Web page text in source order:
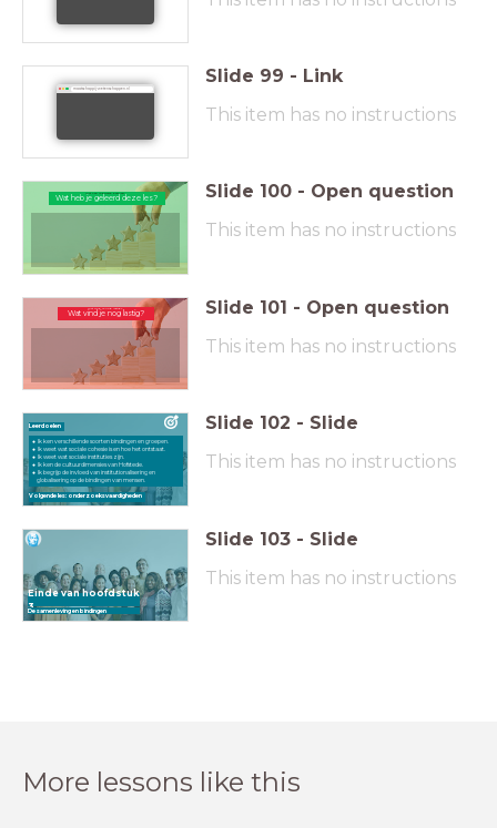
maatschappij-wetenschappen.nl
Slide 99 - Link
This item has no instructions
Wat heb je geleerd deze les?
Wat heb je geleerd deze les? Slide 100 - Open question
This item has no instructions
Wat vind je nog lastig?
Wat vind je nog lastig? Slide 101 - Open question
This item has no instructions
Volgende les: onderzoeksvaardigheden
Leerdoelen
Ik ken verschillende soorten bindingen en groepen.
Ik weet wat sociale cohesie is en hoe het ontstaat.
Ik weet wat sociale instituties zijn.
Ik ken de cultuurdimensies van Hofstede.
Ik begrijp de invloed van institutionalisering en
globalisering op de bindingen van mensen.
Slide 102 - Slide
This item has no instructions
Einde van hoofdstuk
3
De samenleving en bindingen
Slide 103 - Slide
This item has no instructions
More lessons like this